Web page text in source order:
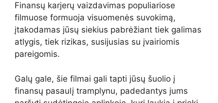
Finansų karjerų vaizdavimas populiariose
filmuose formuoja visuomenės suvokimą,
įtakodamas jūsų siekius pabrėžiant tiek galimas
atlygis, tiek rizikas, susijusias su įvairiomis
pareigomis.
Galų gale, šie filmai gali tapti jūsų šuolio į
finansų pasaulį tramplynu, padedantys jums